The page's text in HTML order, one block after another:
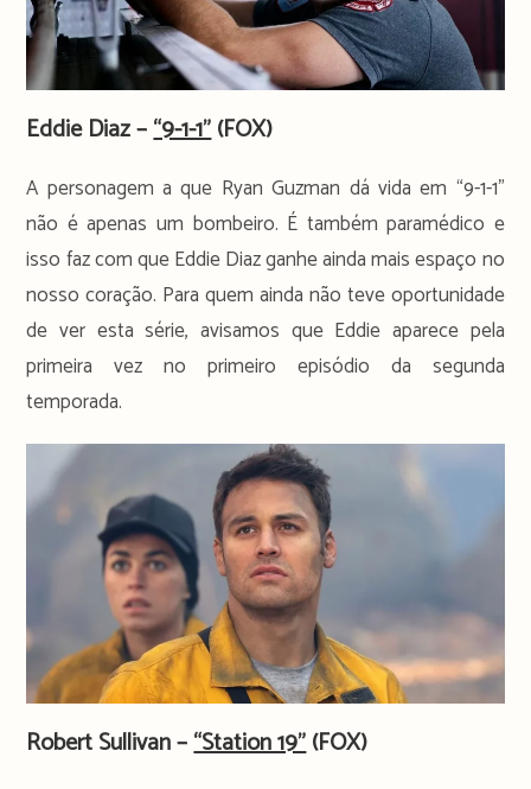
Eddie Diaz –“9-1-1”(FOX)
A personagem a que Ryan Guzman dá vida em “9-1-1”
não é apenas um bombeiro. É também paramédico e
isso faz com que Eddie Diaz ganhe ainda mais espaço no
nosso coração. Para quem ainda não teve oportunidade
de ver esta série, avisamos que Eddie aparece pela
primeira vez no primeiro episódio da segunda
temporada.
Robert Sullivan –“Station 19”(FOX)